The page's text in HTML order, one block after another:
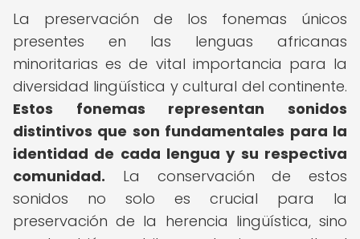
La preservación de los fonemas únicos
presentes en las lenguas africanas
minoritarias es de vital importancia para la
diversidad lingüística y cultural del continente.
Estos fonemas representan sonidos
distintivos que son fundamentales para la
identidad de cada lengua y su respectiva
comunidad. La conservación de estos
sonidos no solo es crucial para la
preservación de la herencia lingüística, sino